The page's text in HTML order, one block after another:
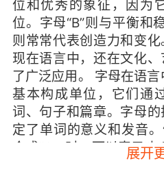
位和优秀的象征，因为
位。字母“B”则与平衡和
则常常代表创造力和变
现在语言中，还在文化
了广泛应用。 字母在语
基本构成单位，它们通
词、句子和篇章。字母
定了单词的意义和发音。
合成“CA”时，可以表示“
的含义。字母的多样性
展开